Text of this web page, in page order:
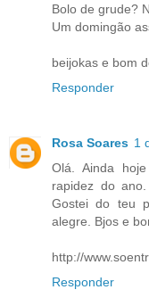
Bolo de grude?
Um domingão
beijokas e bom
Responder
Rosa Soares 1
Olá. Ainda
rapidez do
Gostei do teu
alegre. Bjos e
http://
Responder